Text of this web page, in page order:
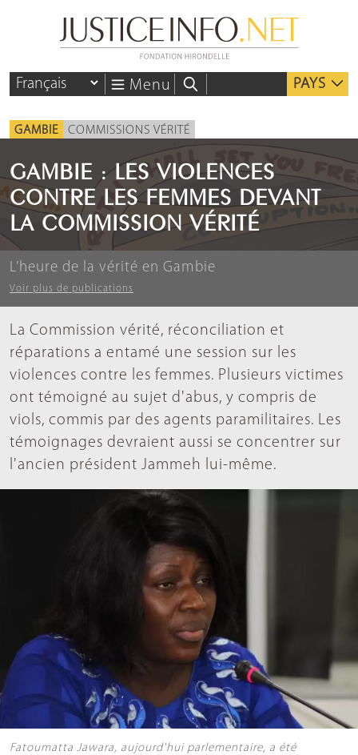
Menu PAYS
GAMBIE COMMISSIONS VÉRITÉ
L’heure de la vérité en Gambie
Voir plus de publications
GAMBIE : LES VIOLENCES
CONTRE LES FEMMES DEVANT
LA COMMISSION VÉRITÉ
La Commission vérité, réconciliation et
réparations a entamé une session sur les
violences contre les femmes. Plusieurs victimes
ont témoigné au sujet d'abus, y compris de
viols, commis par des agents paramilitaires. Les
témoignages devraient aussi se concentrer sur
l'ancien président Jammeh lui-même.
Fatoumatta Jawara, aujourd'hui parlementaire, a été